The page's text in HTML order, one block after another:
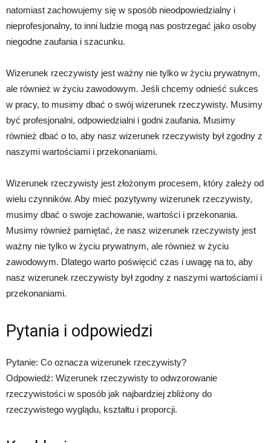
natomiast zachowujemy się w sposób nieodpowiedzialny i
nieprofesjonalny, to inni ludzie mogą nas postrzegać jako osoby
niegodne zaufania i szacunku.
Wizerunek rzeczywisty jest ważny nie tylko w życiu prywatnym,
ale również w życiu zawodowym. Jeśli chcemy odnieść sukces
w pracy, to musimy dbać o swój wizerunek rzeczywisty. Musimy
być profesjonalni, odpowiedzialni i godni zaufania. Musimy
również dbać o to, aby nasz wizerunek rzeczywisty był zgodny z
naszymi wartościami i przekonaniami.
Wizerunek rzeczywisty jest złożonym procesem, który zależy od
wielu czynników. Aby mieć pozytywny wizerunek rzeczywisty,
musimy dbać o swoje zachowanie, wartości i przekonania.
Musimy również pamiętać, że nasz wizerunek rzeczywisty jest
ważny nie tylko w życiu prywatnym, ale również w życiu
zawodowym. Dlatego warto poświęcić czas i uwagę na to, aby
nasz wizerunek rzeczywisty był zgodny z naszymi wartościami i
przekonaniami.
Pytania i odpowiedzi
Pytanie: Co oznacza wizerunek rzeczywisty?
Odpowiedź: Wizerunek rzeczywisty to odwzorowanie
rzeczywistości w sposób jak najbardziej zbliżony do
rzeczywistego wyglądu, kształtu i proporcji.